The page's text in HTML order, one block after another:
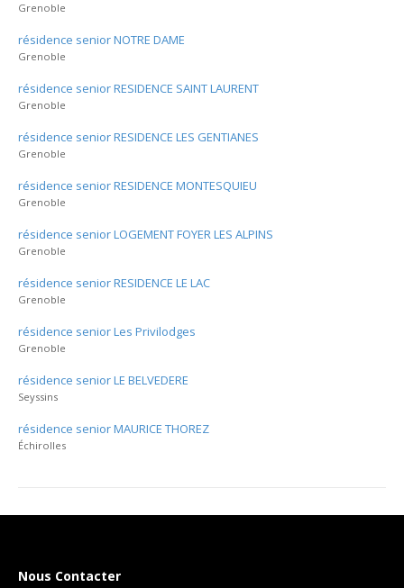
Grenoble
résidence senior NOTRE DAME
Grenoble
résidence senior RESIDENCE SAINT LAURENT
Grenoble
résidence senior RESIDENCE LES GENTIANES
Grenoble
résidence senior RESIDENCE MONTESQUIEU
Grenoble
résidence senior LOGEMENT FOYER LES ALPINS
Grenoble
résidence senior RESIDENCE LE LAC
Grenoble
résidence senior Les Privilodges
Grenoble
résidence senior LE BELVEDERE
Seyssins
résidence senior MAURICE THOREZ
Échirolles
Nous Contacter